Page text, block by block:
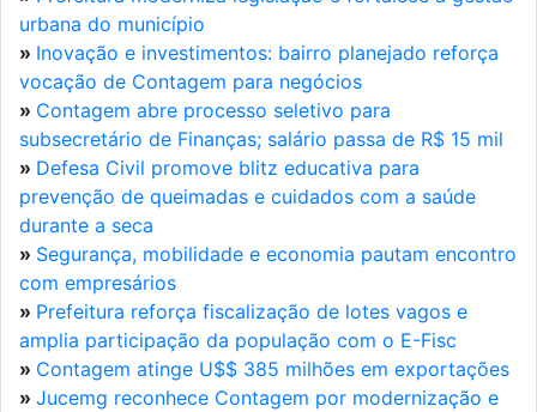
urbana do município
» Inovação e investimentos: bairro planejado reforça
vocação de Contagem para negócios
» Contagem abre processo seletivo para
subsecretário de Finanças; salário passa de R$ 15 mil
» Defesa Civil promove blitz educativa para
prevenção de queimadas e cuidados com a saúde
durante a seca
» Segurança, mobilidade e economia pautam encontro
com empresários
» Prefeitura reforça fiscalização de lotes vagos e
amplia participação da população com o E-Fisc
» Contagem atinge U$$ 385 milhões em exportações
» Jucemg reconhece Contagem por modernização e